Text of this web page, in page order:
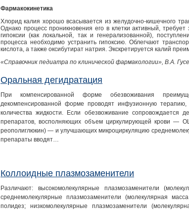
Фармакокинетика
Хлорид калия хорошо всасывается из желудочно-кишечного
Однако процесс проникновения его в клетки активный,
гипоксии (как локальной, так и генерализованной),
процесса необходимо устранить гипоксию. Облегчают
кислота, а также оксибутират натрия. Экскретируется калий
«Справочник педиатра по клинической фармакологии», В.А.
Оральная дегидратация
При компенсированной форме обезвоживания
декомпенсированной форме проводят инфузионную
количества жидкости. Если обезвоживание сопровождается
препаратов, восполняющих объем циркулирующей крови —
реополиглюкин) — и улучшающих микроциркуляцию
препараты вводят…
Коллоидные плазмозаменители
Различают: высокомолекулярные плазмозаменители
среднемолекулярные плазмозаменители (молекулярная
полидез; низкомолекулярные плазмозаменители